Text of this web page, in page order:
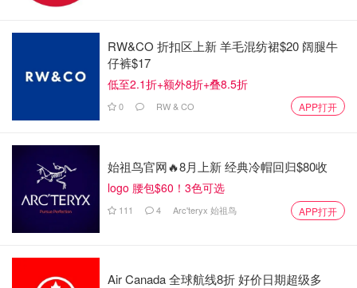
办理信用卡预授权
即可现场领取人民币预付金（相当于退税款）
谁可以享受“即买即退”服务？
你需要满足以下条件：
离境时通过海关验核；
按照协议书承诺在规定期限从指定口岸离境；
符合中国现行离境退税政策。
凡是符合离境退税政策的商品，都可申请“即买即退”。
RW&CO 折扣区上新 羊毛混纺裙$20 阔腿牛
仔裤$17
低至2.1折+额外8折+叠8.5折
0 RW & CO APP打开
始祖鸟官网🔥8月上新 经典冷帽回归$80收
logo 腰包$60！3色可选
111 4 Arc'teryx 始祖鸟 APP打开
Air Canada 全球航线8折 好价日期超级多